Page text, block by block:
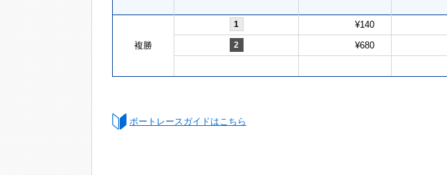
複勝
1 ¥140
2 ¥680
ボートレースガイドはこちら